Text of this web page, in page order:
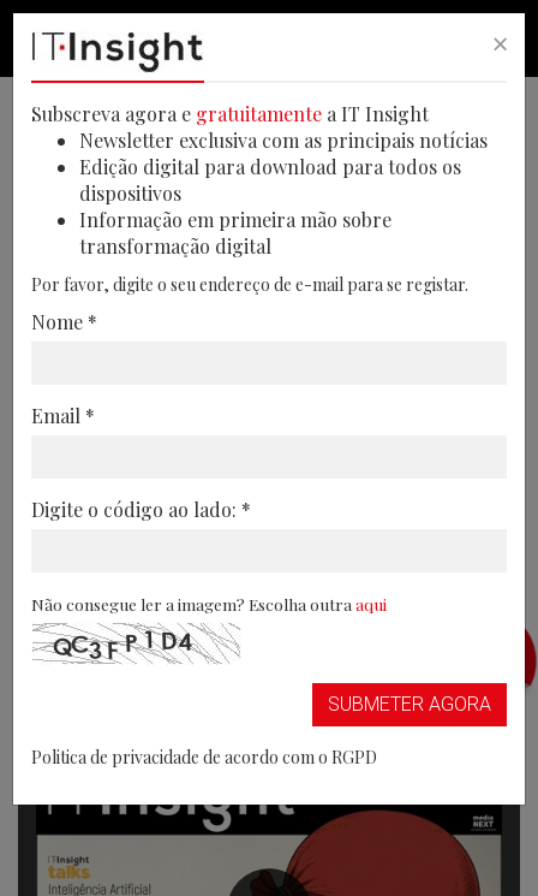
VIDEOS ITINSIGHT
IT Insight Talks | Cloud Híbrida &
Multicloud | Henrique Carreiro
REVISTA DIGITAL
×
Subscreva agora e gratuitamente a IT Insight
Newsletter exclusiva com as principais notícias
Edição digital para download para todos os
dispositivos
Informação em primeira mão sobre
transformação digital
Por favor, digite o seu endereço de e-mail para se registar.
Nome *
Email *
Digite o código ao lado: *
Não consegue ler a imagem? Escolha outra aqui
SUBMETER AGORA
Politica de privacidade de acordo com o RGPD